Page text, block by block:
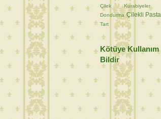
Çilek Kurabiyeler
Dondurma Çilekli Pasta
Tart
Kötüye Kullanım
Bildir